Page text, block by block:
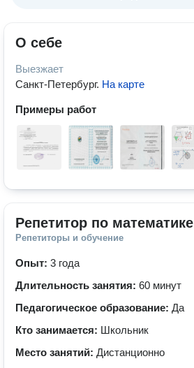
О себе
Выезжает
Санкт-Петербург. На карте
Примеры работ
Репетитор по математике
Репетиторы и обучение
Опыт: 3 года
Длительность занятия: 60 минут
Педагогическое образование: Да
Кто занимается: Школьник
Место занятий: Дистанционно